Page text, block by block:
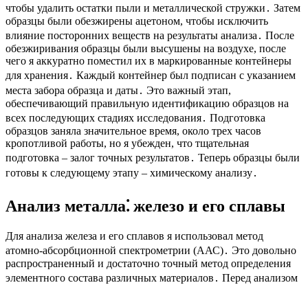
чтобы удалить остатки пыли и металлической стружки․ Затем
образцы были обезжирены ацетоном, чтобы исключить
влияние посторонних веществ на результаты анализа․ После
обезжиривания образцы были высушены на воздухе, после
чего я аккуратно поместил их в маркированные контейнеры
для хранения․ Каждый контейнер был подписан с указанием
места забора образца и даты․ Это важный этап,
обеспечивающий правильную идентификацию образцов на
всех последующих стадиях исследования․ Подготовка
образцов заняла значительное время, около трех часов
кропотливой работы, но я убежден, что тщательная
подготовка – залог точных результатов․ Теперь образцы были
готовы к следующему этапу – химическому анализу․
Анализ металла⁚ железо и его сплавы
Для анализа железа и его сплавов я использовал метод
атомно-абсорбционной спектрометрии (ААС)․ Это довольно
распространенный и достаточно точный метод определения
элементного состава различных материалов․ Перед анализом